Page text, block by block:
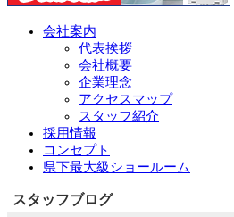
会社案内
代表挨拶
会社概要
企業理念
アクセスマップ
スタッフ紹介
採用情報
コンセプト
県下最大級ショールーム
スタッフブログ